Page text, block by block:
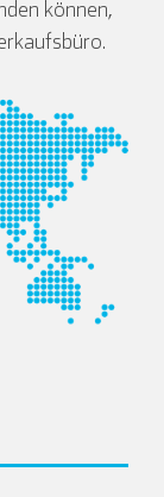
können,